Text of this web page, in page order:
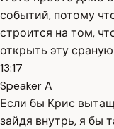
событий, потому
строится на том,
открыть эту
13:17
Speaker A
Если бы Крис
зайдя внутрь, я бы